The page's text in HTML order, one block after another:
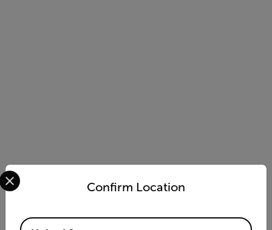
Confirm Location
Select your preferred country and language from the
Available Locations